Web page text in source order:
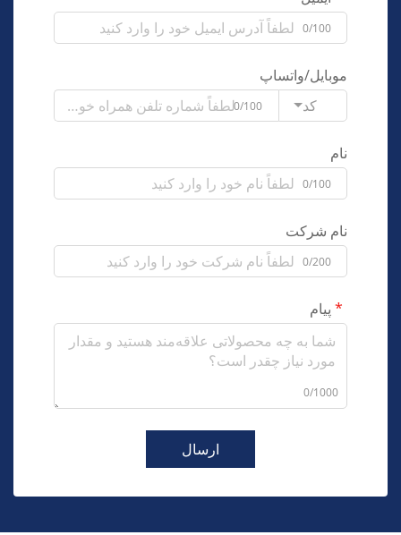
0/100
موبایل/واتساپ
کد
0/100
نام
0/100
نام شرکت
0/200
پیام
0/1000
ارسال